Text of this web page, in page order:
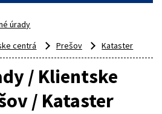
úrady
centrá
Prešov Kataster
/ Klientske
/ Kataster